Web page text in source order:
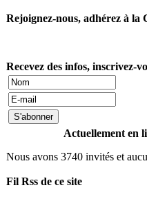
Rejoignez-nous, adhérez à la
Recevez des infos, inscrivez-
Actuellement en
Nous avons 3740 invités et
Fil Rss de ce site